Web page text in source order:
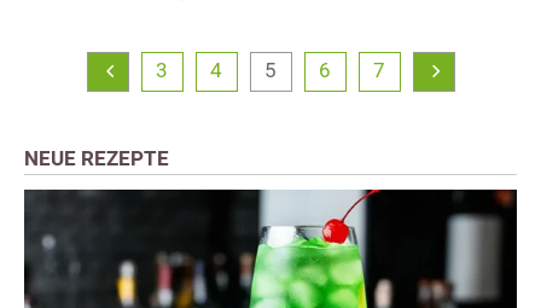
3 4 5 6 7
NEUE REZEPTE